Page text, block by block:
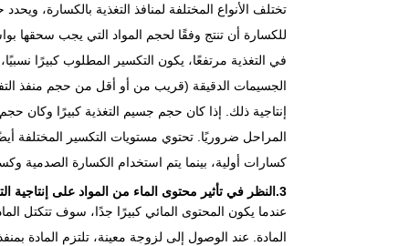
تختلف الأنواع المختلفة لمنافذ التغذية بالكسارة،
للكسارة أن تنتج وفقًا لحجم المواد التي يجب سحقها
في التغذية مرتفعًا، يكون التكسير المطلوب كبيرًا
الجسيمات الدقيقة (قريب من أو أقل من حجم منفذ
إنتاجية ذلك. إذا كان حجم جسيم التغذية كبيرًا وكان
المراحل ضروريًا. تحتوي مستويات التكسير المختلفة
كسارات أولية، بينما يتم استخدام الكسارة الصدمية
3.النظر في تأثير محتوى الماء من المواد على إنتاجية التكسير
عندما يكون المحتوى المائي كبيرًا جدًا، سوف تتكتل
المادة. عند الوصول إلى لزوجة معينة، تلتزم المادة